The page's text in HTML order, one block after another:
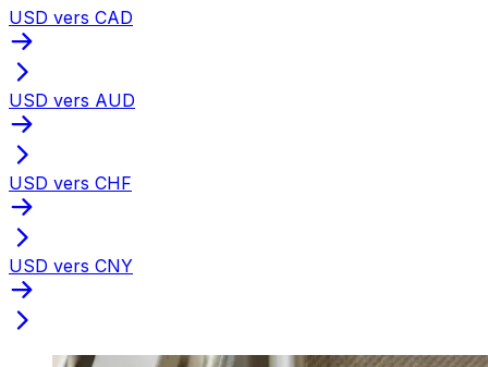
USD vers CAD
USD vers AUD
USD vers CHF
USD vers CNY